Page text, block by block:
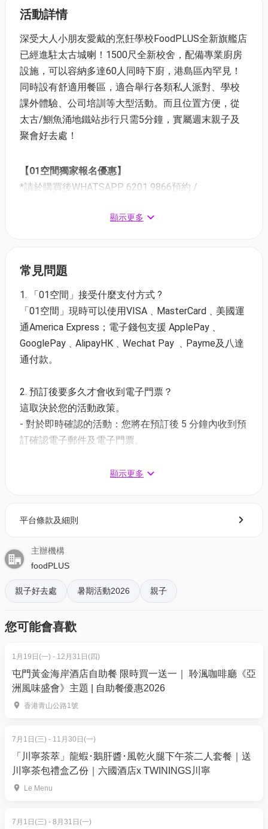
活動詳情
深受大人小朋友愛戴的烹飪學校FoodPLUS全新旗艦店
已經進駐太古城喇！1500尺全新校舍，配備專業廚房
設施，可以容納多達60人同時下廚，港島區內罕見！
同時設有舒適用餐區，適合舉行各類私人派對、學校
課外體驗、公司培訓等大型活動。而且位置方便，從
太古/鰂魚涌地鐵站步行只需5分鐘，實屬週末親子及
聚會好去處！
【01空間獨家報名優惠】
*請於購買後WHATSAPP 6201 9866預約 /
01空間特別優惠價：$432/1堂 (原價HK$480) | $800/2
堂 (原價HK$960) | $1,200/3堂 (原價HK$1,440) |
$1,520/4堂 (原價HK$1,920)
時數：1.5 - 2小時
時間：10AM / 1PM / 2PM / 4PM
*5歲或以上可選擇獨立上課
【88折】小廚師全日制 | 1天課程 | 5-12歲
01空間特別優惠價：$1,400 (原價HK$1,600)
時數：7小時
開班日期：7月1、6、10、31日；8月7、14日（開班
12:30 - 13:30 享用午餐
13:30 - 16:30 製作茶點
*所有修畢學生均獲頒發證書一張
*可於現場以$110 加購小廚師制服一件
地址：太古城太裕路1－9號M501－503A號舖
顯示更多
常見問題
1. 「01空間」接受什麼支付方式 ?
「01空間」現時可以使用VISA﹑MasterCard﹑美國運
通America Express；電子錢包支援 ApplePay﹑
GooglePay﹑AlipayHK﹑Wechat Pay ﹑Payme及八達
通付款。
2. 預訂後要多久才會收到電子門票？
這取決於您的活動政策。
- 對於即時確認的活動：您將在預訂後 5 分鐘內收到預
訂確認電子郵件及電子門票。
1 - 3 個工作天內發送到您所登記的電郵地址。
- 會員可以下載《香港01》流動應用程式(APP) ，並以
按「門票」> 點擊相關活動電子門票；
- 透過訂單電郵內按「查看電子票」連結; 部份活動設
有電子門票附件(PDF)。
4. 我預訂了活動，但還沒收到確認電郵，該怎樣辦？
- 如果仍未能找到確認電郵，你可以電郵到
5. 下單後，我可以修改訂單或申請退款嗎？
於「01空間」購票，每消費$1即可賺取1「01積
分」。揀啱心水活動，以100分扣減$1購買門票。玩完
顯示更多
平台條款及細則
主辦機構
foodPLUS
親子好去處 暑期活動2026 親子
您可能會喜歡
1月19日(一) - 12月31日(四)
屯門黃金海岸酒店自助餐 限時買一送一｜ 聆渢咖啡廳《亞
洲風味盛會》主題 | 自助餐優惠2026
香港青山公路1號
7月1日(三) - 11月30日(一)
「川寧茶萃」龍蝦･鵝肝醬･風乾火腿下午茶二人套餐｜送
川寧茶包禮盒乙份｜六國酒店x TWININGS川寧
Le Menu
7月1日(三) - 8月31日(一)